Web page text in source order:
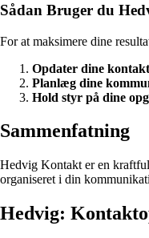
Sådan Bruger du
For at maksimere dine
Opdater dine
Planlæg dine
Hold styr på dine
Sammenfatning
Hedvig Kontakt er en
organiseret i din
Hedvig: